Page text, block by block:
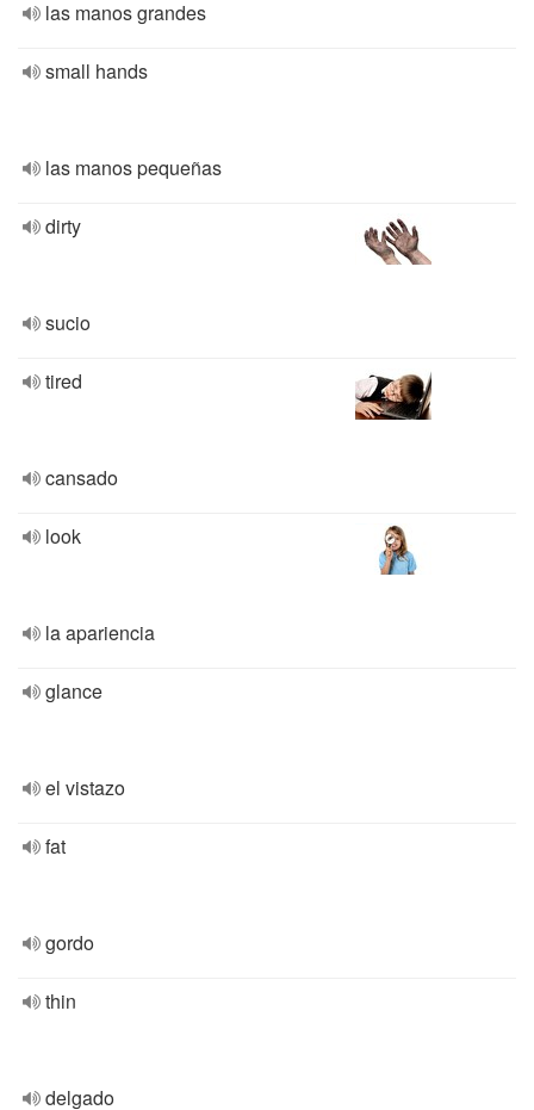
las manos grandes
small hands
las manos pequeñas
dirty
sucio
tired
cansado
look
la apariencia
glance
el vistazo
fat
gordo
thin
delgado